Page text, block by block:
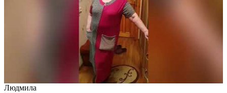
Людмила